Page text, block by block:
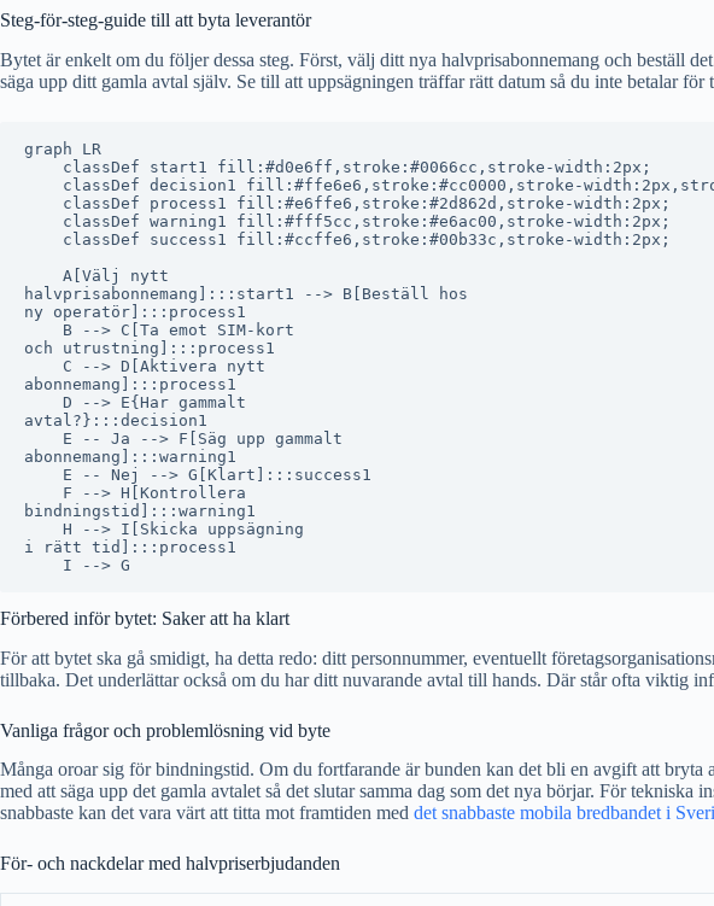
Steg-för-steg-guide till att byta leverantör
Bytet är enkelt om du följer dessa steg. Först, välj ditt nya halvprisabonnemang och beställ
säga upp ditt gamla avtal själv. Se till att uppsägningen träffar rätt datum så du inte betalar
graph LR
    classDef start1 fill:#d0e6ff,stroke:#0066cc,stroke-width:2px;
classDef decision1 fill:#ffe6e6,stroke:#cc0000,stroke-
    classDef process1 fill:#e6ffe6,stroke:#2d862d,stroke-width:2px;
    classDef warning1 fill:#fff5cc,stroke:#e6ac00,stroke-width:2px;
    classDef success1 fill:#ccffe6,stroke:#00b33c,stroke-width:2px;
    A[Välj nytt
halvprisabonnemang]:::start1 --> B[Beställ hos
ny operatör]:::process1
    B --> C[Ta emot SIM-kort
och utrustning]:::process1
    C --> D[Aktivera nytt
abonnemang]:::process1
    D --> E{Har gammalt
avtal?}:::decision1
    E -- Ja --> F[Säg upp gammalt
abonnemang]:::warning1
    E -- Nej --> G[Klart]:::success1
    F --> H[Kontrollera
bindningstid]:::warning1
    H --> I[Skicka uppsägning
i rätt tid]:::process1
Förbered inför bytet: Saker att ha klart
För att bytet ska gå smidigt, ha detta redo: ditt personnummer, eventuellt
tillbaka. Det underlättar också om du har ditt nuvarande avtal till hands. Där står ofta viktig
Vanliga frågor och problemlösning vid byte
Många oroar sig för bindningstid. Om du fortfarande är bunden kan det bli en avgift att
med att säga upp det gamla avtalet så det slutar samma dag som det nya börjar. För
snabbaste kan det vara värt att titta mot framtiden med det snabbaste mobila bredbandet i
För- och nackdelar med halvpriserbjudanden